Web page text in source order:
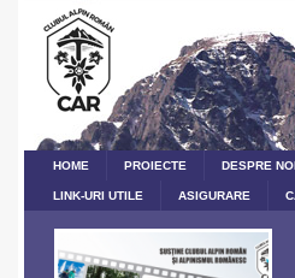
HOME PROIECTE DESPRE NOI
LINK-URI UTILE ASIGURARE